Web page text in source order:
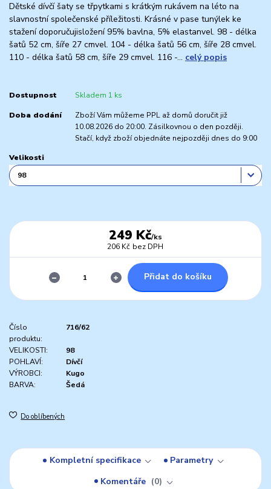
Dětské dívčí šaty se třpytkami s krátkým rukávem na léto na
slavnostní společenské příležitosti. Krásné v pase tunýlek ke
stažení doporučujisložení 95% bavlna, 5% elastanvel. 98 - délka
šatů 52 cm, šíře 27 cmvel. 104 - délka šatů 56 cm, šíře 28 cmvel.
110 - délka šatů 58 cm, šíře 29 cmvel. 116 -... celý popis
Dostupnost Skladem 1 ks
Doba dodání
Zboží Vám můžeme PPL až domů doručit již
10.08.2026 do 20:00. Zásilkovnou o den později.
Stačí, když zboží objednáte nejpozději dnes do 9:00
Velikosti
249 Kč/ks
206 Kč bez DPH
Přidat do košíku
Číslo
produktu:
716/62
VELIKOSTI:
98
POHLAVÍ:
Dívčí
VÝROBCI:
Kugo
BARVA:
Šedá
Do oblíbených
Kompletní specifikace
Parametry
Komentáře
0